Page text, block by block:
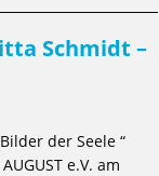
Schmidt –
der Seele “
e.V. am